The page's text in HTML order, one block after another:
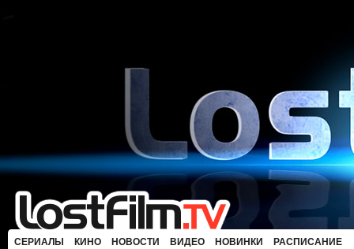
СЕРИАЛЫ КИНО НОВОСТИ ВИДЕО НОВИНКИ РАСПИСАНИЕ